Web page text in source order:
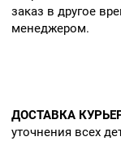
заказ в другое
менеджером.
ДОСТАВКА
уточнения всех